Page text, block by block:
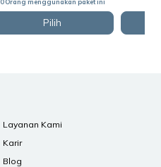
Pilih
Layanan Kami
Karir
Blog